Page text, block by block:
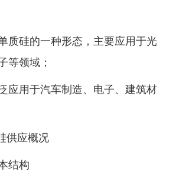
质硅的一种形态，主要应用于光
等领域；
应用于汽车制造、电子、建筑材
供应概况
结构